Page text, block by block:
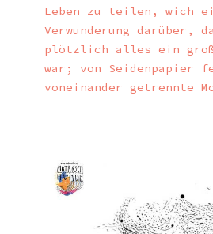
Leben zu teilen, wich
Verwunderung darüber,
plötzlich alles ein
war; von Seidenpapier
voneinander getrennte